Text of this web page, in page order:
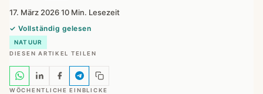
17. März 202610 Min. Lesezeit
✓ Vollständig gelesen
NATUUR
DIESEN ARTIKEL TEILEN
WÖCHENTLICHE EINBLICKE